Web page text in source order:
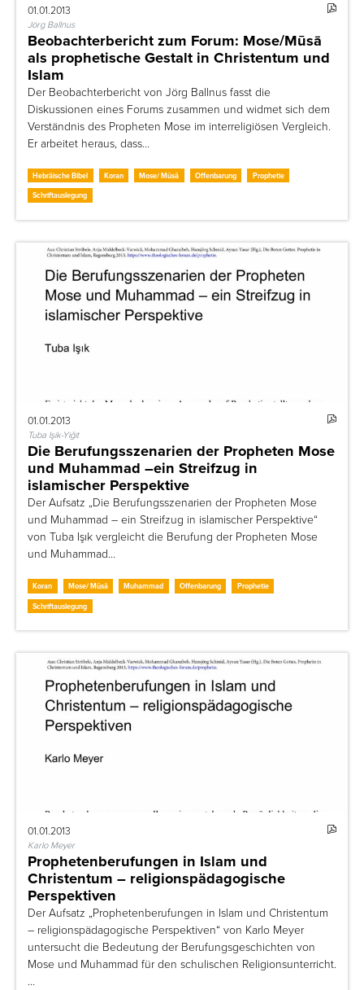
01.01.2013
Jörg Ballnus
Beobachterbericht zum Forum: Mose/Mūsā
als prophetische Gestalt in Christentum und
Islam
Der Beobachterbericht von Jörg Ballnus fasst die
Diskussionen eines Forums zusammen und widmet sich dem
Verständnis des Propheten Mose im interreligiösen Vergleich.
Er arbeitet heraus, dass…
Hebräische Bibel Koran Mose/ Mūsā Offenbarung
Prophetie
Schriftauslegung
01.01.2013
Tuba Işik-Yiǧit
Die Berufungsszenarien der Propheten Mose
und Muhammad –ein Streifzug in
islamischer Perspektive
Der Aufsatz „Die Berufungsszenarien der Propheten Mose
und Muhammad – ein Streifzug in islamischer Perspektive“
von Tuba Işık vergleicht die Berufung der Propheten Mose
und Muhammad…
Koran Mose/ Mūsā Muhammad Offenbarung
Prophetie
Schriftauslegung
01.01.2013
Karlo Meyer
Prophetenberufungen in Islam und
Christentum – religionspädagogische
Perspektiven
Der Aufsatz „Prophetenberufungen in Islam und Christentum
– religionspädagogische Perspektiven“ von Karlo Meyer
untersucht die Bedeutung der Berufungsgeschichten von
Mose und Muhammad für den schulischen Religionsunterricht.
…